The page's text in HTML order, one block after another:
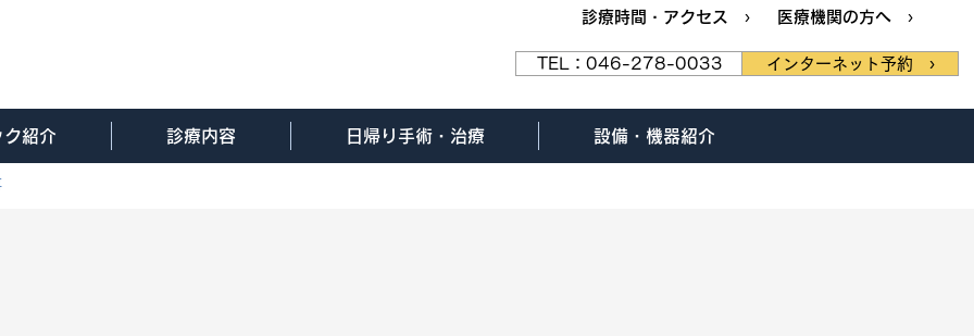
診療時間・アクセス › 医療機関の方へ ›
TEL：046-278-0033 インターネット予約 ›
ク紹介 診療内容 日帰り手術・治療 設備・機器紹介